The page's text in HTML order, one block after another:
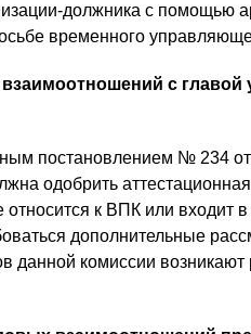
должника с помощью
временного
с главой
постановлением № 234
одобрить
к ВПК или входит
дополнительные
данной комиссии возникают